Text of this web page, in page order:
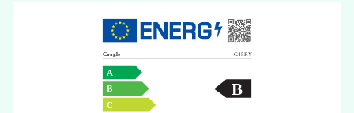
Après avoir rempli le formulaire
d'estimation de reprise,
sélectionné les accessoires et tout
payé en ligne, 2 jours après
réception du nouveau téléphone je
m'aperçois qu'au final je n'es
toujours pas reçu le bon de